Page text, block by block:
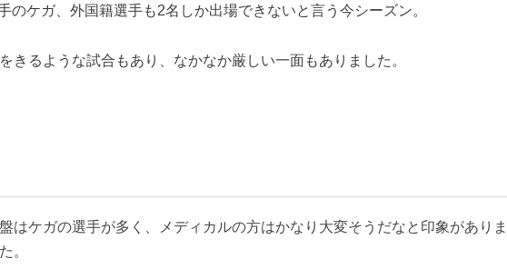
のケガ、外国籍選手も2名しか出場できないと言う今シーズン。
きるような試合もあり、なかなか厳しい一面もありました。
はケガの選手が多く、メディカルの方はかなり大変そうだなと印象がありま
。